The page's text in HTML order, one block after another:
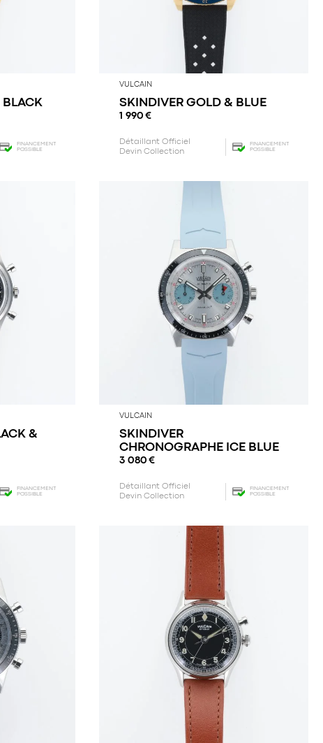
BLACK
FINANCEMENT
POSSIBLE
VULCAIN
SKINDIVER GOLD & BLUE
1 990 €
Détaillant Officiel
Devin Collection
FINANCEMENT
POSSIBLE
&
FINANCEMENT
POSSIBLE
VULCAIN
SKINDIVER
CHRONOGRAPHE ICE BLUE
3 080 €
Détaillant Officiel
Devin Collection
FINANCEMENT
POSSIBLE